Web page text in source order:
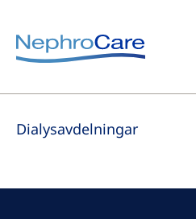
Europe
Czech Republic
Germany
Dialysavdelningar